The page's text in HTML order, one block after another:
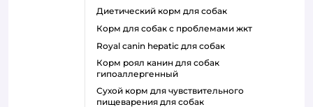
диетический корм для собак
корм для собак с проблемами жкт
royal canin hepatic для собак
корм роял канин для собак
гипоаллергенный
сухой корм для чувствительного
пищеварения для собак